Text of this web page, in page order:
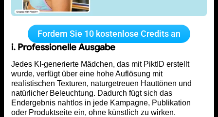
Fordern Sie 10 kostenlose Credits an
i. Professionelle Ausgabe
Jedes KI-generierte Mädchen, das mit PiktID erstellt
wurde, verfügt über eine hohe Auflösung mit
realistischen Texturen, naturgetreuen Hauttönen und
natürlicher Beleuchtung. Dadurch fügt sich das
Endergebnis nahtlos in jede Kampagne, Publikation
oder Produktseite ein, ohne künstlich zu wirken.